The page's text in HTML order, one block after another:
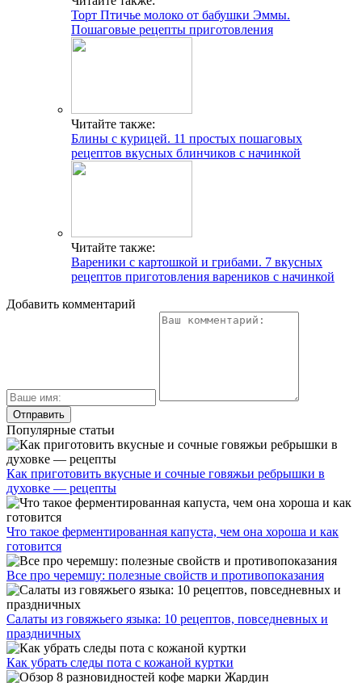
Торт Птичье молоко от бабушки Эммы.
Пошаговые рецепты приготовления
Читайте также:
Блины с курицей. 11 простых пошаговых
рецептов вкусных блинчиков с начинкой
Читайте также:
Вареники с картошкой и грибами. 7 вкусных
рецептов приготовления вареников с начинкой
Добавить комментарий
Популярные статьи
Как приготовить вкусные и сочные говяжьи ребрышки в
духовке — рецепты
Что такое ферментированная капуста, чем она хороша и как
готовится
Все про черемшу: полезные свойств и противопоказания
Салаты из говяжьего языка: 10 рецептов, повседневных и
праздничных
Как убрать следы пота с кожаной куртки